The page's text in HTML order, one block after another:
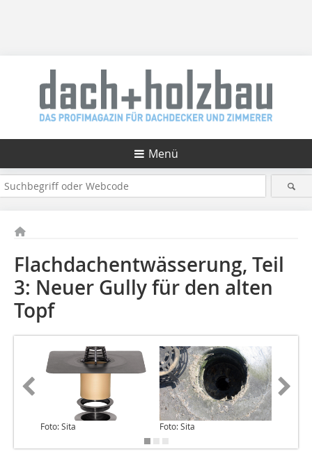
Menü
Flachdachentwässerung, Teil
3: Neuer Gully für den alten
Topf
Foto: Sita Foto: Sita